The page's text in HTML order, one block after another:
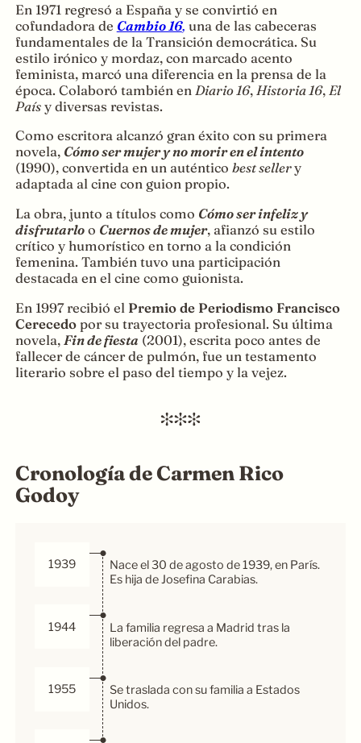
En 1971 regresó a España y se convirtió en
cofundadora de Cambio 16, una de las cabeceras
fundamentales de la Transición democrática. Su
estilo irónico y mordaz, con marcado acento
feminista, marcó una diferencia en la prensa de la
época. Colaboró también en Diario 16, Historia 16, El
Paísy diversas revistas.
Como escritora alcanzó gran éxito con su primera
novela, Cómo ser mujer y no morir en el intento
(1990), convertida en un auténtico best sellery
adaptada al cine con guion propio.
La obra, junto a títulos como Cómo ser infeliz y
disfrutarloo Cuernos de mujer, afianzó su estilo
crítico y humorístico en torno a la condición
femenina. También tuvo una participación
destacada en el cine como guionista.
En 1997 recibió el Premio de Periodismo Francisco
Cerecedopor su trayectoria profesional. Su última
novela, Fin de fiesta (2001), escrita poco antes de
fallecer de cáncer de pulmón, fue un testamento
literario sobre el paso del tiempo y la vejez.
Cronología de Carmen Rico
Godoy
1939
Nace el 30 de agosto de 1939, en París.
Es hija de Josefina Carabias.
1944
La familia regresa a Madrid tras la
liberación del padre.
1955
Se traslada con su familia a Estados
Unidos.